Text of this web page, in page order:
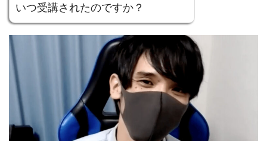
いつ受講されたのですか？